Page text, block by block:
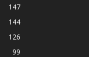
147
144
126
99